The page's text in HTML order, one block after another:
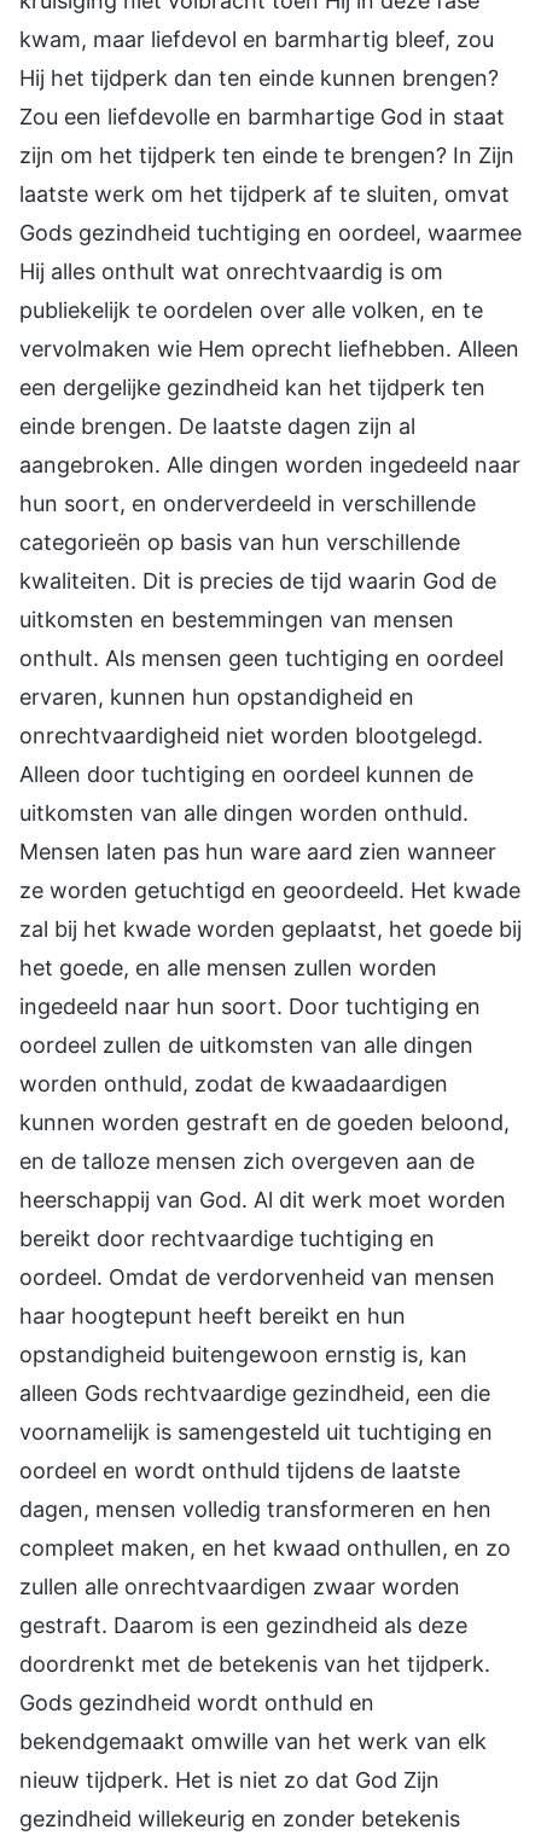
kwam, maar liefdevol en barmhartig bleef, zou
Hij het tijdperk dan ten einde kunnen brengen?
Zou een liefdevolle en barmhartige God in staat
zijn om het tijdperk ten einde te brengen? In Zijn
laatste werk om het tijdperk af te sluiten, omvat
Gods gezindheid tuchtiging en oordeel, waarmee
Hij alles onthult wat onrechtvaardig is om
publiekelijk te oordelen over alle volken, en te
vervolmaken wie Hem oprecht liefhebben. Alleen
een dergelijke gezindheid kan het tijdperk ten
einde brengen. De laatste dagen zijn al
aangebroken. Alle dingen worden ingedeeld naar
hun soort, en onderverdeeld in verschillende
categorieën op basis van hun verschillende
kwaliteiten. Dit is precies de tijd waarin God de
uitkomsten en bestemmingen van mensen
onthult. Als mensen geen tuchtiging en oordeel
ervaren, kunnen hun opstandigheid en
onrechtvaardigheid niet worden blootgelegd.
Alleen door tuchtiging en oordeel kunnen de
uitkomsten van alle dingen worden onthuld.
Mensen laten pas hun ware aard zien wanneer
ze worden getuchtigd en geoordeeld. Het kwade
zal bij het kwade worden geplaatst, het goede bij
het goede, en alle mensen zullen worden
ingedeeld naar hun soort. Door tuchtiging en
oordeel zullen de uitkomsten van alle dingen
worden onthuld, zodat de kwaadaardigen
kunnen worden gestraft en de goeden beloond,
en de talloze mensen zich overgeven aan de
heerschappij van God. Al dit werk moet worden
bereikt door rechtvaardige tuchtiging en
oordeel. Omdat de verdorvenheid van mensen
haar hoogtepunt heeft bereikt en hun
opstandigheid buitengewoon ernstig is, kan
alleen Gods rechtvaardige gezindheid, een die
voornamelijk is samengesteld uit tuchtiging en
oordeel en wordt onthuld tijdens de laatste
dagen, mensen volledig transformeren en hen
compleet maken, en het kwaad onthullen, en zo
zullen alle onrechtvaardigen zwaar worden
gestraft. Daarom is een gezindheid als deze
doordrenkt met de betekenis van het tijdperk.
Gods gezindheid wordt onthuld en
bekendgemaakt omwille van het werk van elk
nieuw tijdperk. Het is niet zo dat God Zijn
gezindheid willekeurig en zonder betekenis